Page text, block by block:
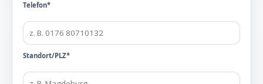
Telefon*
Standort/PLZ*